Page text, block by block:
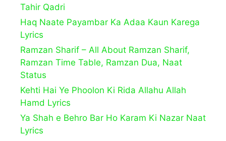
Tahir Qadri
Haq Naate Payambar Ka Adaa Kaun Karega
Lyrics
Ramzan Sharif – All About Ramzan Sharif,
Ramzan Time Table, Ramzan Dua, Naat
Status
Kehti Hai Ye Phoolon Ki Rida Allahu Allah
Hamd Lyrics
Ya Shah e Behro Bar Ho Karam Ki Nazar Naat
Lyrics